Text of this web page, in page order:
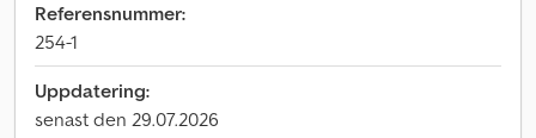
Referensnummer:
254-1
Uppdatering:
senast den 29.07.2026